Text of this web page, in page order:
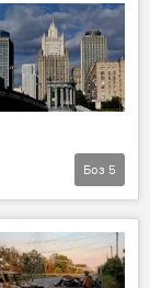
Амалиёти вижаи Русия барои ҳимояи Донбасс: охирин хабарҳо
Боз 5